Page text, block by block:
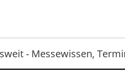
- Messewissen,